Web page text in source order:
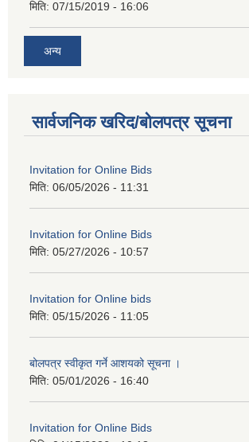
मिति: 07/15/2019 - 16:06
अन्य
सार्वजनिक खरिद/बोलपत्र सूचना
Invitation for Online Bids
मिति: 06/05/2026 - 11:31
Invitation for Online Bids
मिति: 05/27/2026 - 10:57
Invitation for Online bids
मिति: 05/15/2026 - 11:05
बोलपत्र स्वीकृत गर्ने आशयको सूचना ।
मिति: 05/01/2026 - 16:40
Invitation for Online Bids